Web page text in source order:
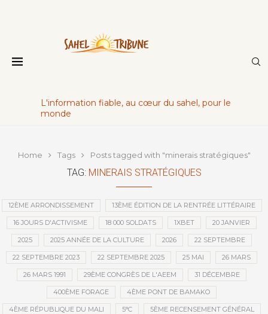
L'information fiable, au cœur du sahel, pour le
monde
Home Tags Posts tagged with "minerais stratégiques"
TAG: MINERAIS STRATÉGIQUES
12ÈME ARRONDISSEMENT 13ÈME ÉDITION DE LA RENTRÉE LITTÉRAIRE
16 JOURS D'ACTIVISME 18 000 SOLDATS 1XBET 20 JANVIER
2025 2025 ANNÉE DE LA CULTURE 2026 22 SEPTEMBRE
22 SEPTEMBRE 2023 22 SEPTEMBRE 2025 25 MAI 26 MARS
26 MARS 1991 29ÈME CONGRÈS DE L'AEEM 31 DÉCEMBRE
400ÈME FORAGE 4ÈME PONT DE BAMAKO
4ÈME RÉPUBLIQUE DU MALI 5°C 5ÈME RECENSEMENT GÉNÉRAL